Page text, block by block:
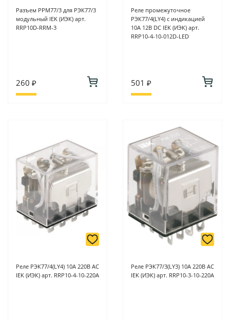
Разъем РРМ77/3 для РЭК77/3
модульный IEK (ИЭК) арт.
RRP10D-RRM-3
260 ₽
Реле промежуточное
РЭК77/4(LY4) с индикацией
10А 12В DC IEK (ИЭК) арт.
RRP10-4-10-012D-LED
501 ₽
Реле РЭК77/4(LY4) 10А 220В АC
IEK (ИЭК) арт. RRP10-4-10-220A
Реле РЭК77/3(LY3) 10А 220В АC
IEK (ИЭК) арт. RRP10-3-10-220A